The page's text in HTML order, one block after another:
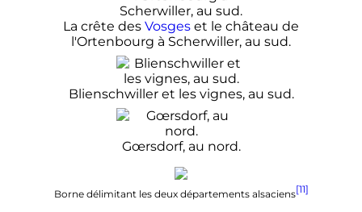
La crête des Vosges et le château de
l'Ortenbourg à Scherwiller, au sud.
Blienschwiller et les vignes, au sud.
Gœrsdorf, au nord.
Borne délimitant les deux départements alsaciens[11]